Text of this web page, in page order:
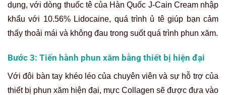
dụng, với dòng thuốc tê của Hàn Quốc J-Cain Cream nhập
khẩu với 10.56% Lidocaine, quá trình ủ tê giúp bạn cảm
thấy thoải mái và không đau trong suốt quá trình phun xăm.
Bước 3: Tiến hành phun xăm bằng thiết bị hiện đại
Với đôi bàn tay khéo léo của chuyên viên và sự hỗ trợ của
thiết bị phun xăm hiện đại, mực Collagen sẽ được đưa vào